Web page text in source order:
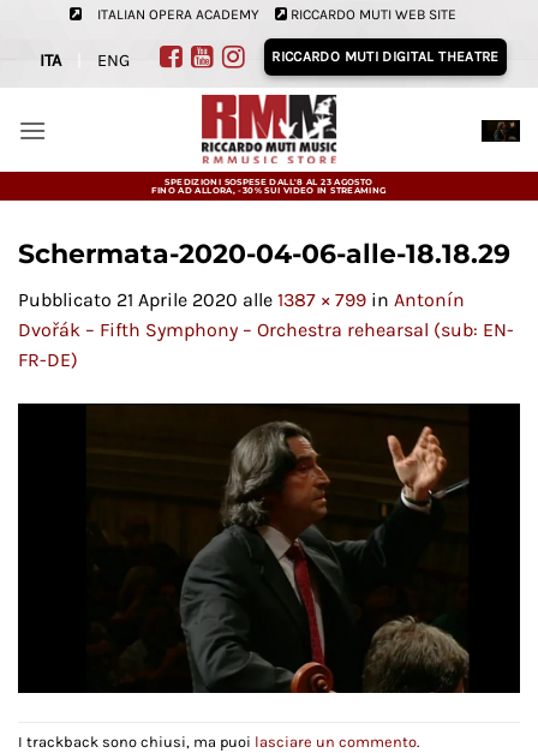
contenuti
ITALIAN OPERA ACADEMY RICCARDO MUTI WEB SITE
ITA ENG RICCARDO MUTI DIGITAL THEATRE
SPEDIZIONI SOSPESE DALL'8 AL 23 AGOSTO
FINO AD ALLORA, -30% SUI VIDEO IN STREAMING
Schermata-2020-04-06-alle-18.18.29
Pubblicato 21 Aprile 2020 alle 1387 × 799 in Antonín
Dvořák – Fifth Symphony – Orchestra rehearsal (sub: EN-
FR-DE)
I trackback sono chiusi, ma puoi lasciare un commento.